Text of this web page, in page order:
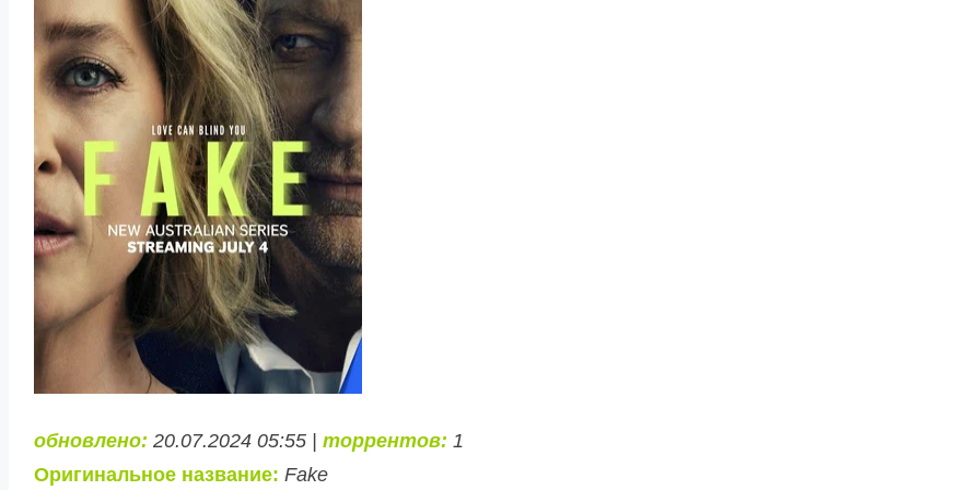
обновлено: 20.07.2024 05:55 | торрентов: 1
Оригинальное название: Fake